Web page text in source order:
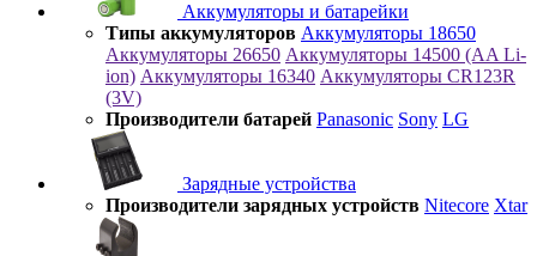
Аккумуляторы и батарейки
Типы аккумуляторов Аккумуляторы 18650
Аккумуляторы 26650 Аккумуляторы 14500 (AA Li-
ion) Аккумуляторы 16340 Аккумуляторы CR123R
(3V)
Производители батарей Panasonic Sony LG
Зарядные устройства
Производители зарядных устройств Nitecore Xtar